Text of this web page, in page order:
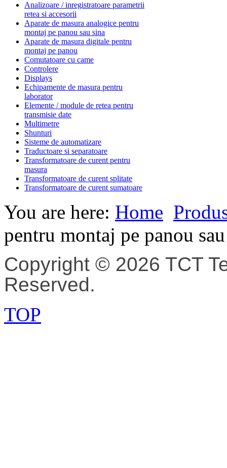
Analizoare / inregistratoare parametrii
retea si accesorii
Aparate de masura analogice pentru
montaj pe panou sau sina
Aparate de masura digitale pentru
montaj pe panou
Comutatoare cu came
Controlere
Displays
Echipamente de masura pentru
laborator
Elemente / module de retea pentru
transmisie date
Multimetre
Shunturi
Sisteme de automatizare
Traductoare si separatoare
Transformatoare de curent pentru
masura
Transformatoare de curent splitate
Transformatoare de curent sumatoare
You are here: Home
pentru montaj pe panou
Copyright © 2026 TCT
Reserved.
TOP